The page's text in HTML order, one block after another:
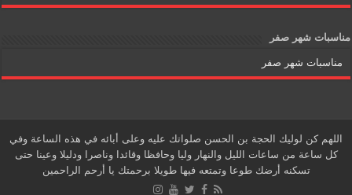
مناسبات شهر صفر
مناسبات شهر صفر
اللهم كن لوليك الحجة بن الحسن صلواتك عليه وعلى أبائه في هذه الساعة وفي
كل ساعة من ساعات الليل والنهار وليا وحافظا وقائدا وناصرا ودليلا وعينا حتى
تسكنه أرضك طوعا وتمتعه فيها طويلا برحمتك يا أرحم الراحمين